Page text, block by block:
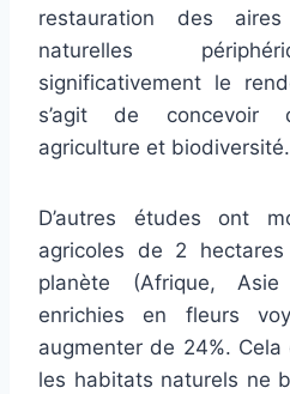
restauration des
naturelles
significativement le
s’agit de concevoir
agriculture et biodiversité.
D’autres études ont
agricoles de 2
planète (Afrique,
enrichies en fleurs
augmenter de 24%.
les habitats naturels ne